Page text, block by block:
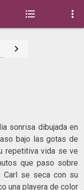
 

sonrisa dibujada en
bajo las gotas de
repetitiva vida se ve
que paso sobre
Carl se seca con su
una playera de color